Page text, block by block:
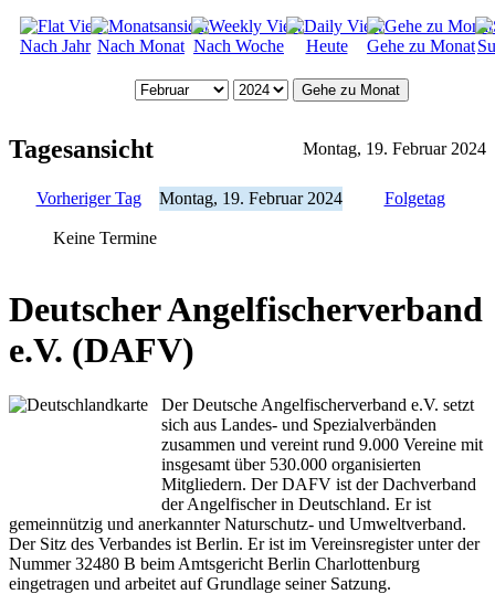
Nach Jahr Nach Monat Nach Woche Heute Gehe zu Monat
Gehe zu Monat
Tagesansicht Montag, 19. Februar 2024
Vorheriger Tag Montag, 19. Februar 2024 Folgetag
Keine Termine
Deutscher Angelfischerverband
e.V. (DAFV)
Der Deutsche Angelfischerverband e.V. setzt
sich aus Landes- und Spezialverbänden
zusammen und vereint rund 9.000 Vereine mit
insgesamt über 530.000 organisierten
Mitgliedern. Der DAFV ist der Dachverband
der Angelfischer in Deutschland. Er ist
gemeinnützig und anerkannter Naturschutz- und Umweltverband.
Der Sitz des Verbandes ist Berlin. Er ist im Vereinsregister unter der
Nummer 32480 B beim Amtsgericht Berlin Charlottenburg
eingetragen und arbeitet auf Grundlage seiner Satzung.